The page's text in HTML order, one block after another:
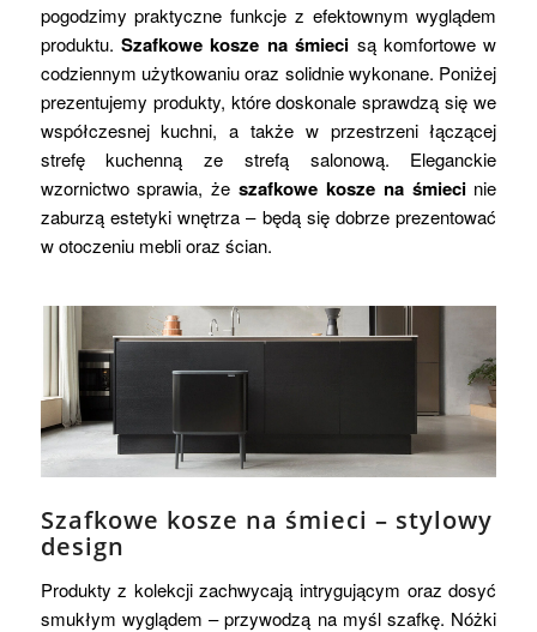
pogodzimy praktyczne funkcje z efektownym wyglądem
produktu. Szafkowe kosze na śmieci są komfortowe w
codziennym użytkowaniu oraz solidnie wykonane. Poniżej
prezentujemy produkty, które doskonale sprawdzą się we
współczesnej kuchni, a także w przestrzeni łączącej
strefę kuchenną ze strefą salonową. Eleganckie
wzornictwo sprawia, żeszafkowe kosze na śmiecinie
zaburzą estetyki wnętrza – będą się dobrze prezentować
w otoczeniu mebli oraz ścian.
Szafkowe kosze na śmieci – stylowy
design
Produkty z kolekcji zachwycają intrygującym oraz dosyć
smukłym wyglądem – przywodzą na myśl szafkę. Nóżki